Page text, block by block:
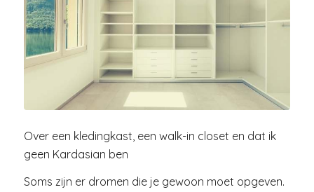
Over een kledingkast, een walk-in closet en dat ik
geen Kardasian ben
Soms zijn er dromen die je gewoon moet opgeven.